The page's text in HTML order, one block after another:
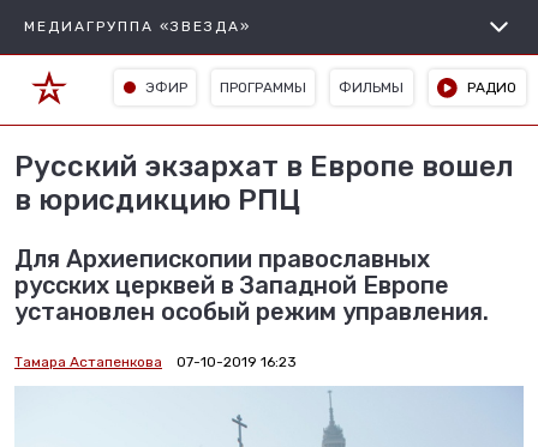
МЕДИАГРУППА «ЗВЕЗДА»
ЭФИР ПРОГРАММЫ ФИЛЬМЫ РАДИО
Русский экзархат в Европе вошел
в юрисдикцию РПЦ
Для Архиепископии православных
русских церквей в Западной Европе
установлен особый режим управления.
Тамара Астапенкова 07-10-2019 16:23